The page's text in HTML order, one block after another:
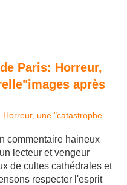
Paris: Horreur,
après
commentaire haineux
lecteur et vengeur
de cultes cathédrales et
respecter l'esprit